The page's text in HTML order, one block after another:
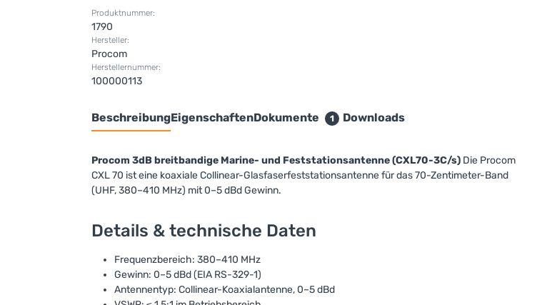
Produktnummer:
1790
Hersteller:
Procom
Herstellernummer:
100000113
BeschreibungEigenschaftenDokumente 1 Downloads
Procom 3dB breitbandige Marine- und Feststationsantenne (CXL70-3C/s) Die Procom
CXL 70 ist eine koaxiale Collinear-Glasfaserfeststationsantenne für das 70-Zentimeter-Band
(UHF, 380–410 MHz) mit 0–5 dBd Gewinn.
Details & technische Daten
Frequenzbereich: 380–410 MHz
Gewinn: 0–5 dBd (EIA RS-329-1)
Antennentyp: Collinear-Koaxialantenne, 0–5 dBd